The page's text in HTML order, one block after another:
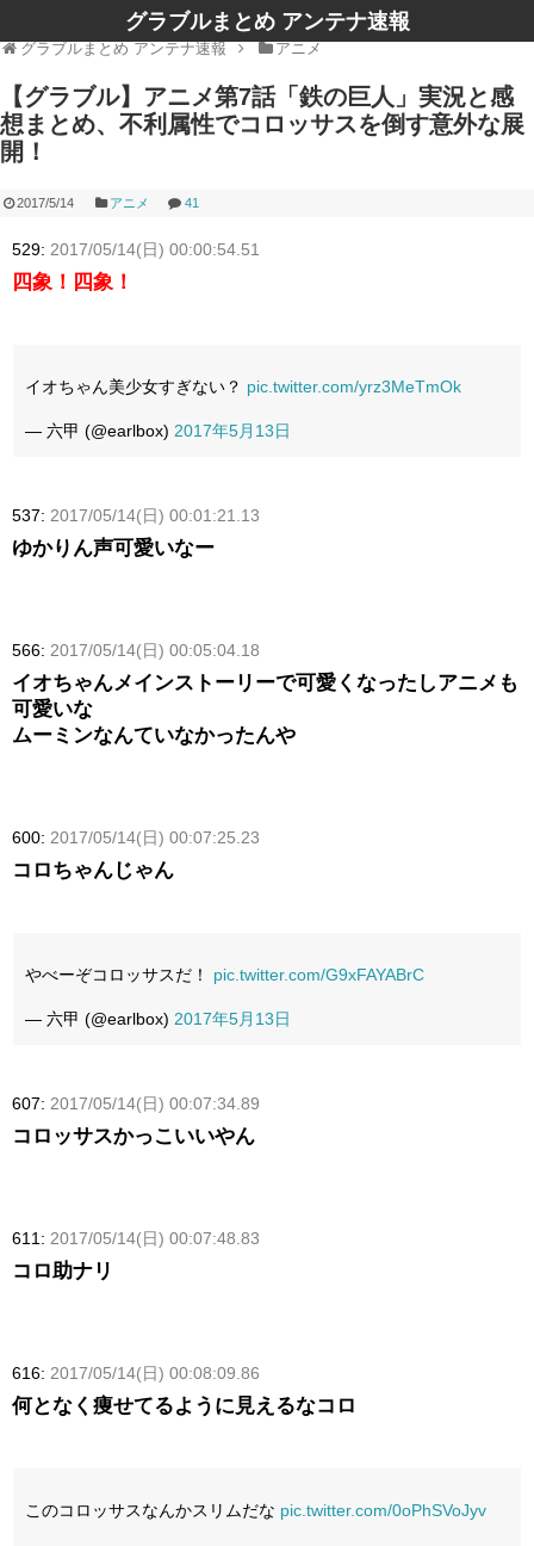
グラブルまとめ アンテナ速報
グラブルまとめ アンテナ速報 アニメ
【グラブル】アニメ第7話「鉄の巨人」実況と感
想まとめ、不利属性でコロッサスを倒す意外な展
開！
2017/5/14 アニメ 41
529: 2017/05/14(日) 00:00:54.51
四象！四象！
イオちゃん美少女すぎない？ pic.twitter.com/yrz3MeTmOk
— 六甲 (@earlbox) 2017年5月13日
537: 2017/05/14(日) 00:01:21.13
ゆかりん声可愛いなー
566: 2017/05/14(日) 00:05:04.18
イオちゃんメインストーリーで可愛くなったしアニメも
可愛いな
ムーミンなんていなかったんや
600: 2017/05/14(日) 00:07:25.23
コロちゃんじゃん
やべーぞコロッサスだ！ pic.twitter.com/G9xFAYABrC
— 六甲 (@earlbox) 2017年5月13日
607: 2017/05/14(日) 00:07:34.89
コロッサスかっこいいやん
611: 2017/05/14(日) 00:07:48.83
コロ助ナリ
616: 2017/05/14(日) 00:08:09.86
何となく痩せてるように見えるなコロ
このコロッサスなんかスリムだな pic.twitter.com/0oPhSVoJyv